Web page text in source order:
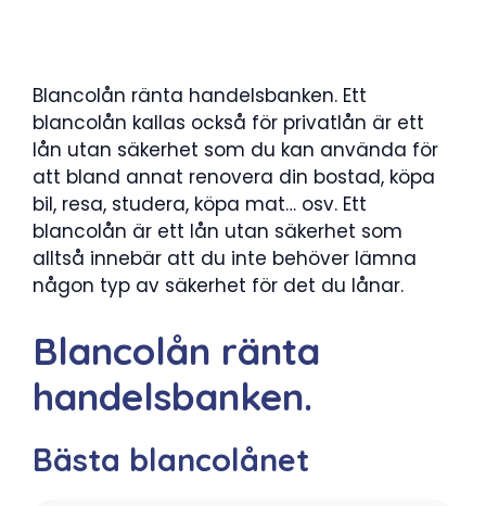
Blancolån ränta handelsbanken. Ett
blancolån kallas också för privatlån är ett
lån utan säkerhet som du kan använda för
att bland annat renovera din bostad, köpa
bil, resa, studera, köpa mat… osv. Ett
blancolån är ett lån utan säkerhet som
alltså innebär att du inte behöver lämna
någon typ av säkerhet för det du lånar.
Blancolån ränta
handelsbanken.
Bästa blancolånet